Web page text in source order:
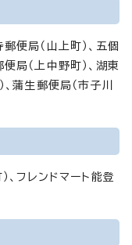
便局（山上町）、五個
局（上中野町）、湖東
蒲生郵便局（市子川
、フレンドマート能登